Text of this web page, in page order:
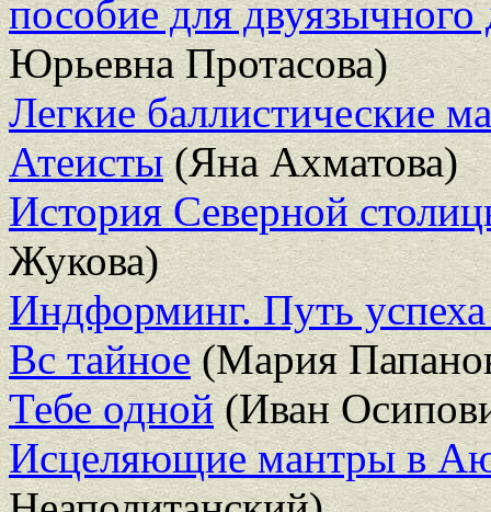
пособие для двуязычного
Юрьевна Протасова)
Легкие баллистические
Атеисты(Яна Ахматова)
История Северной
Жукова)
Индформинг. Путь
Вс тайное(Мария
Тебе одной(Иван
Исцеляющие мантры в